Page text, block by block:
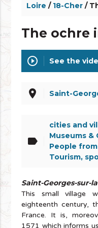
Loire / 18-Cher /
The ochre
play_circle_outline See the
place Saint-
label
cities and
Museums &
People
Tourism,
Saint-Georges-sur-
This small village
eighteenth century,
France. It is,
1571 which informs